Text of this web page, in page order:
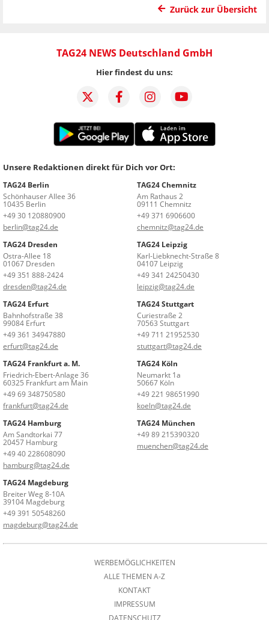
Zurück zur Übersicht
TAG24 NEWS Deutschland GmbH
Hier findest du uns:
Unsere Redaktionen direkt für Dich vor Ort:
TAG24 Berlin
Schönhauser Allee 36
10435 Berlin
+49 30 120880900
berlin@tag24.de
TAG24 Chemnitz
Am Rathaus 2
09111 Chemnitz
+49 371 6906600
chemnitz@tag24.de
TAG24 Dresden
Ostra-Allee 18
01067 Dresden
+49 351 888-2424
dresden@tag24.de
TAG24 Leipzig
Karl-Liebknecht-Straße 8
04107 Leipzig
+49 341 24250430
leipzig@tag24.de
TAG24 Erfurt
Bahnhofstraße 38
99084 Erfurt
+49 361 34947880
erfurt@tag24.de
TAG24 Stuttgart
Curiestraße 2
70563 Stuttgart
+49 711 21952530
stuttgart@tag24.de
TAG24 Frankfurt a. M.
Friedrich-Ebert-Anlage 36
60325 Frankfurt am Main
+49 69 348750580
frankfurt@tag24.de
TAG24 Köln
Neumarkt 1a
50667 Köln
+49 221 98651990
koeln@tag24.de
TAG24 Hamburg
Am Sandtorkai 77
20457 Hamburg
+49 40 228608090
hamburg@tag24.de
TAG24 München
+49 89 215390320
muenchen@tag24.de
TAG24 Magdeburg
Breiter Weg 8-10A
39104 Magdeburg
+49 391 50548260
magdeburg@tag24.de
WERBEMÖGLICHKEITEN
ALLE THEMEN A-Z
KONTAKT
IMPRESSUM
DATENSCHUTZ